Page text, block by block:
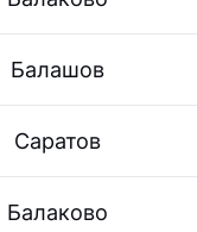
Балашов
Саратов
Балаково